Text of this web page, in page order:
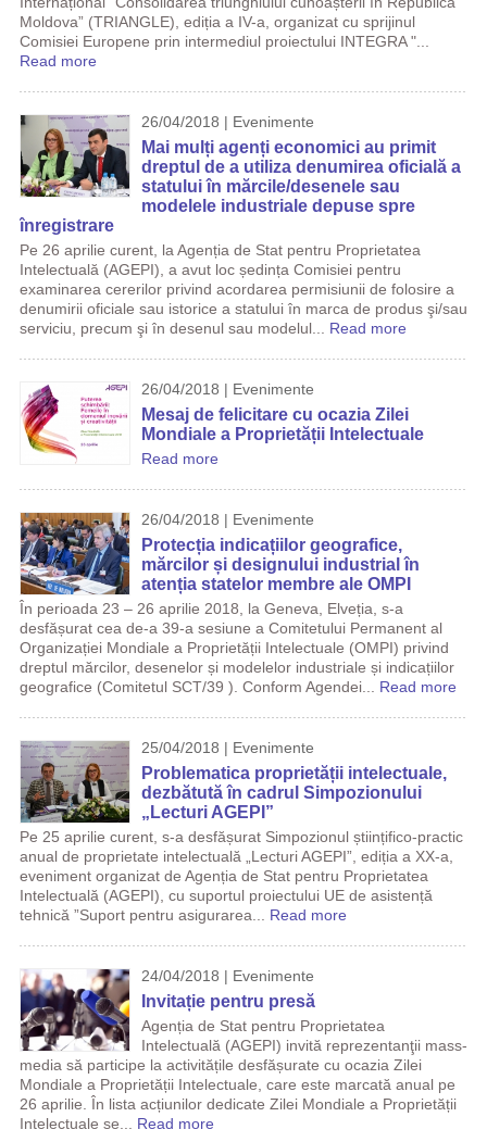
Moldova” (TRIANGLE), ediția a IV-a, organizat cu sprijinul
Comisiei Europene prin intermediul proiectului INTEGRA "...
Read more
26/04/2018 | Evenimente
Mai mulți agenți economici au primit
dreptul de a utiliza denumirea oficială a
statului în mărcile/desenele sau
modelele industriale depuse spre
înregistrare
Pe 26 aprilie curent, la Agenția de Stat pentru Proprietatea
Intelectuală (AGEPI), a avut loc ședința Comisiei pentru
examinarea cererilor privind acordarea permisiunii de folosire a
denumirii oficiale sau istorice a statului în marca de produs şi/sau
serviciu, precum şi în desenul sau modelul... Read more
26/04/2018 | Evenimente
Mesaj de felicitare cu ocazia Zilei
Mondiale a Proprietății Intelectuale
Read more
26/04/2018 | Evenimente
Protecția indicațiilor geografice,
mărcilor și designului industrial în
atenția statelor membre ale OMPI
În perioada 23 – 26 aprilie 2018, la Geneva, Elveția, s-a
desfășurat cea de-a 39-a sesiune a Comitetului Permanent al
Organizației Mondiale a Proprietății Intelectuale (OMPI) privind
dreptul mărcilor, desenelor și modelelor industriale și indicațiilor
geografice (Comitetul SCT/39 ). Conform Agendei... Read more
25/04/2018 | Evenimente
Problematica proprietății intelectuale,
dezbătută în cadrul Simpozionului
„Lecturi AGEPI”
Pe 25 aprilie curent, s-a desfășurat Simpozionul științifico-practic
anual de proprietate intelectuală „Lecturi AGEPI”, ediția a XX-a,
eveniment organizat de Agenția de Stat pentru Proprietatea
Intelectuală (AGEPI), cu suportul proiectului UE de asistență
tehnică ”Suport pentru asigurarea... Read more
24/04/2018 | Evenimente
Invitație pentru presă
Agenția de Stat pentru Proprietatea
Intelectuală (AGEPI) invită reprezentanţii mass-
media să participe la activitățile desfășurate cu ocazia Zilei
Mondiale a Proprietății Intelectuale, care este marcată anual pe
26 aprilie. În lista acțiunilor dedicate Zilei Mondiale a Proprietății
Intelectuale se... Read more